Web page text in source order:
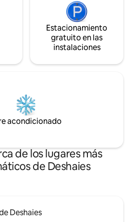
Estacionamiento
gratuito en las
instalaciones
acondicionado
de los lugares más
de Deshaies
Deshaies